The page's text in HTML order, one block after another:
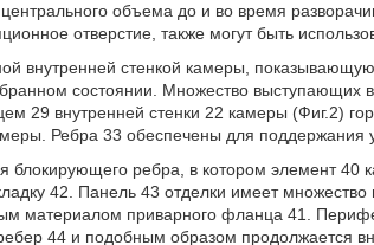
объема до и во время
отверстие, также могут быть
внутренней стенкой камеры,
состоянии. Множество выступающих
29 внутренней стенки 22 камеры (Фиг.2)
Ребра 33 обеспечены для поддержания
блокирующего ребра, в котором элемент 40
42. Панель 43 отделки имеет множество
материалом приварного фланца 41.
44 и подобным образом продолжается